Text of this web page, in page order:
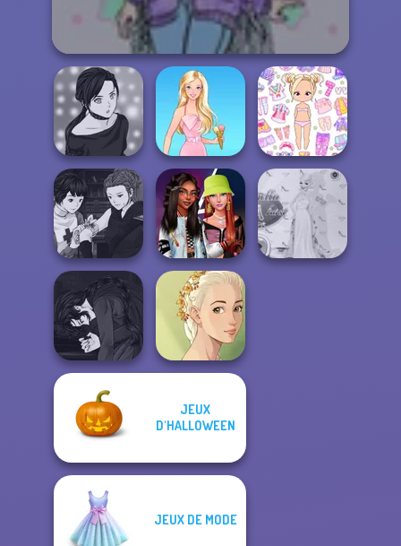
Manga Creator -
Rebels Page 2
Barbie
Chibi Doll: Avatar
Creator
Manga Creator
Vampire Hunter
P...
Fashionistas'
Faceoff
Manga Creator
Vampire Hunter
P...
Natural Girl
JEUX
D'HALLOWEEN
JEUX DE MODE